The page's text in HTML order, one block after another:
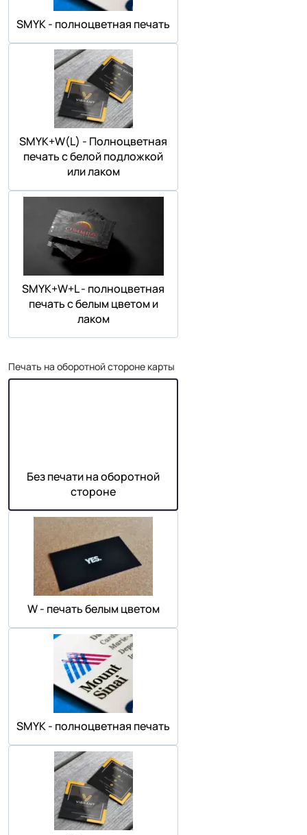
SMYK - полноцветная печать
SMYK+W(L) - Полноцветная
печать с белой подложкой
или лаком
SMYK+W+L - полноцветная
печать с белым цветом и
лаком
Печать на оборотной стороне карты
Без печати на оборотной
стороне
W - печать белым цветом
SMYK - полноцветная печать